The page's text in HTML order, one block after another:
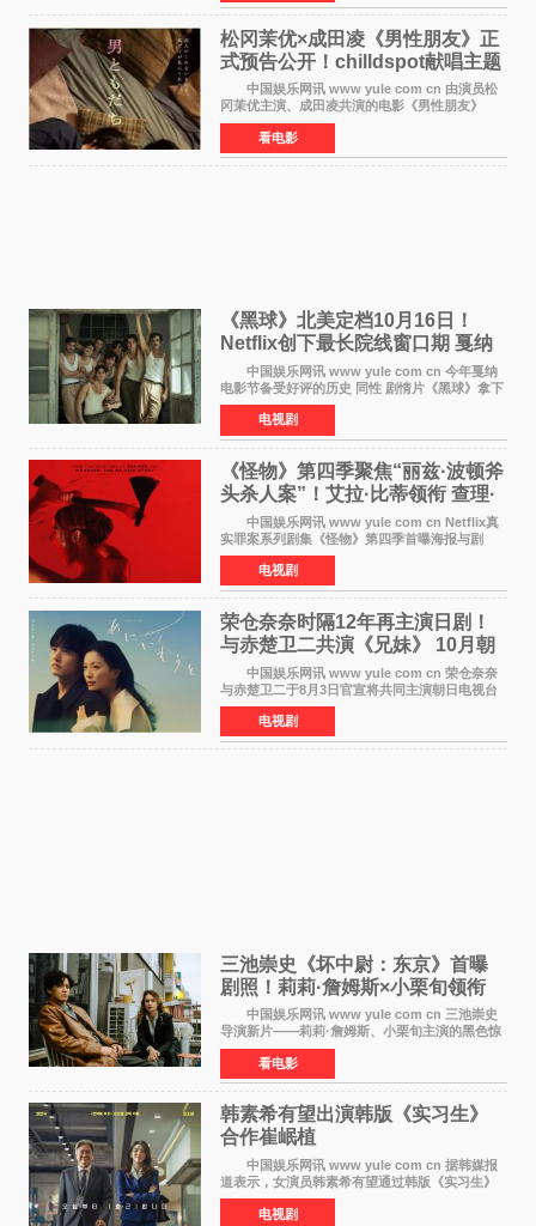
田望智饰演的生
松冈茉优×成田凌《男性朋友》正
式预告公开！chilldspot献唱主题
中国娱乐网讯 www yule com cn 由演员松
冈茉优主演、成田凌共演的电影《男性朋友》
（三岛有纪子执导，11月6日上映）于8月5日公开
正式视觉图与正式预告片。同时，三人乐队
chilldspot为该片创
看电影
《黑球》北美定档10月16日！
Netflix创下最长院线窗口期 戛纳
最佳导演加持
中国娱乐网讯 www yule com cn 今年戛纳
电影节备受好评的历史 同性 剧情片《黑球》拿下
Netflix美国发行电影的最长院线放映期——该片
最新定档今年10月16日美国影院上映（此前定档
11月6日，如
电视剧
《怪物》第四季聚焦“丽兹·波顿斧
头杀人案”！艾拉·比蒂领衔 查理·
汉纳姆、莎拉·保
中国娱乐网讯 www yule com cn Netflix真
实罪案系列剧集《怪物》第四季首曝海报与剧
照，聚焦鹅妈妈童谣亦有记载的著名血腥杀人案
——丽兹·波顿砍死生父与继母案。 本季由艾
拉·比蒂饰
电视剧
荣仓奈奈时隔12年再主演日剧！
与赤楚卫二共演《兄妹》 10月朝
日新档开播
中国娱乐网讯 www yule com cn 荣仓奈奈
与赤楚卫二于8月3日官宣将共同主演朝日电视台
日剧《兄妹》（10月开播，每周六晚10点播
出）。这也是荣仓奈奈继TBS剧集《为了N》之
后，暌违12年再度担
电视剧
三池崇史《坏中尉：东京》首曝
剧照！莉莉·詹姆斯×小栗旬领衔
黑色惊悚再升级
中国娱乐网讯 www yule com cn 三池崇史
导演新片——莉莉·詹姆斯、小栗旬主演的黑色惊
悚电影《坏中尉：东京》首曝剧照。继阿贝尔·费
拉拉&times;哈威·凯特尔的1992年《坏中尉》和
沃纳·赫
看电影
韩素希有望出演韩版《实习生》
合作崔岷植
中国娱乐网讯 www yule com cn 据韩媒报
道表示，女演员韩素希有望通过韩版《实习生》
回归荧幕，合作前辈演员崔岷植。 根据消息
表示，演员韩素希目前已经结束了电视剧《Y计
电视剧